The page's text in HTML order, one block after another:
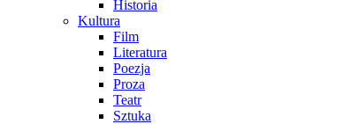
Historia
Kultura
Film
Literatura
Poezja
Proza
Teatr
Sztuka